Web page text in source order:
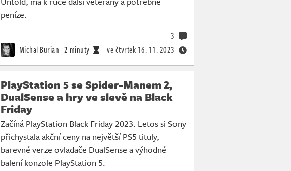
peníze.
Michal Burian 2 minuty ve čtvrtek 16. 11. 2023
3
PlayStation 5 se Spider-Manem 2,
DualSense a hry ve slevě na Black
Friday
Začíná PlayStation Black Friday 2023. Letos si Sony
přichystala akční ceny na největší PS5 tituly,
barevné verze ovladače DualSense a výhodné
balení konzole PlayStation 5.